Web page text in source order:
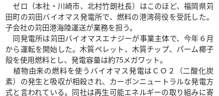
ゼロ（本社・川崎市、北村竹朗社長）はこのほど、福岡県苅
田町の苅田バイオマス発電所で、燃料の港湾荷役を受託した。
子会社の苅田港海陸運送が業務を担う。
同発電所は苅田バイオマスエナジーが事業主体で、今年６月
から運転を開始した。木質ペレット、木質チップ、パーム椰子
殻を使用燃料とし、発電容量は約75メガワット。
植物由来の燃料を使うバイオマス発電はＣＯ２（二酸化炭
素）の発生と吸収が相殺され、カーボンニュートラルな発電方
式と言われている。同社は再生可能エネルギーの取り組みに寄